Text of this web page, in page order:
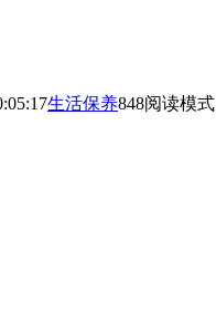
生活保养848阅读模式